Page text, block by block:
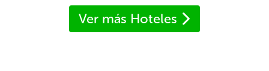
Ver más Hoteles